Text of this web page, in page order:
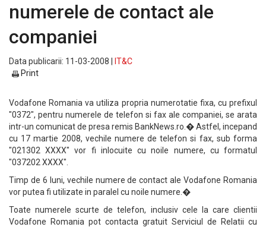
numerele de contact ale
companiei
Data publicarii: 11-03-2008 |
IT&C
Print
Vodafone Romania va utiliza propria numerotatie fixa, cu prefixul
"0372", pentru numerele de telefon si fax ale companiei, se arata
intr-un comunicat de presa remis BankNews.ro.� Astfel, incepand
cu 17 martie 2008, vechile numere de telefon si fax, sub forma
"021302 XXXX" vor fi inlocuite cu noile numere, cu formatul
"037202 XXXX".
Timp de 6 luni, vechile numere de contact ale Vodafone Romania
vor putea fi utilizate in paralel cu noile numere.�
Toate numerele scurte de telefon, inclusiv cele la care clientii
Vodafone Romania pot contacta gratuit Serviciul de Relatii cu